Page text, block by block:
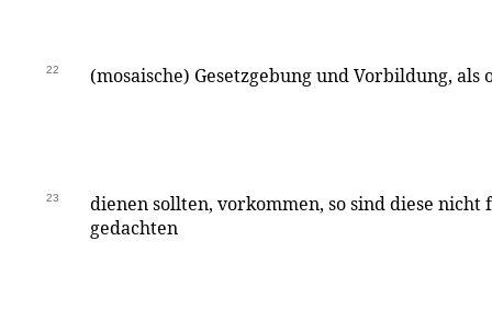
22 (mosaische) Gesetzgebung und Vorbildung, als
23
dienen sollten, vorkommen, so sind diese
gedachten